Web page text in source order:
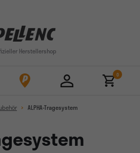
Herstellershop
0
ALPHA-Tragesystem